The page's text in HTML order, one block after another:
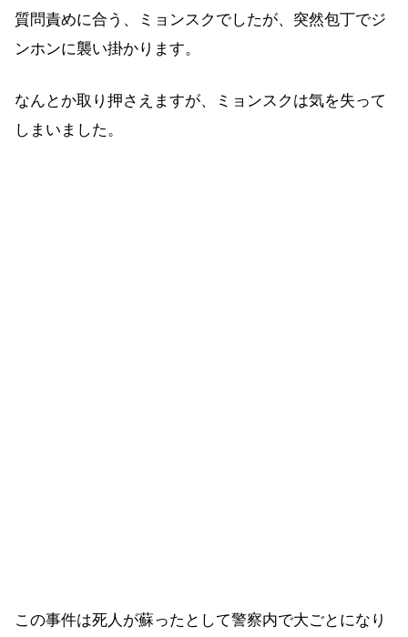
質問責めに合う、ミョンスクでしたが、突然包丁でジ
ンホンに襲い掛かります。
なんとか取り押さえますが、ミョンスクは気を失って
しまいました。
この事件は死人が蘇ったとして警察内で大ごとになり